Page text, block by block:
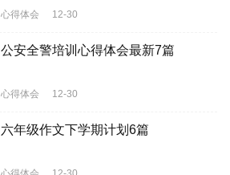
心得体会 12-30
公安全警培训心得体会最新7篇
心得体会 12-30
六年级作文下学期计划6篇